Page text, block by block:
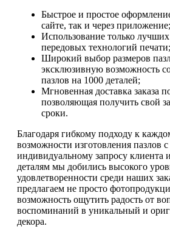
Быстрое и простое
сайте, так и через приложение;
Использование только
передовых технологий печати;
Широкий выбор размеров
эксклюзивную возможность
пазлов на 1000 деталей;
Мгновенная доставка заказа
позволяющая получить свой
сроки.
Благодаря гибкому подходу к
возможности изготовления пазлов
индивидуальному запросу
деталям мы добились высокого
удовлетворенности среди наших
предлагаем не просто
возможность ощутить радость от
воспоминаний в уникальный и
декора.